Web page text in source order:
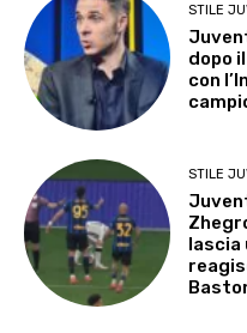
STILE
dopo
con
STILE
lascia